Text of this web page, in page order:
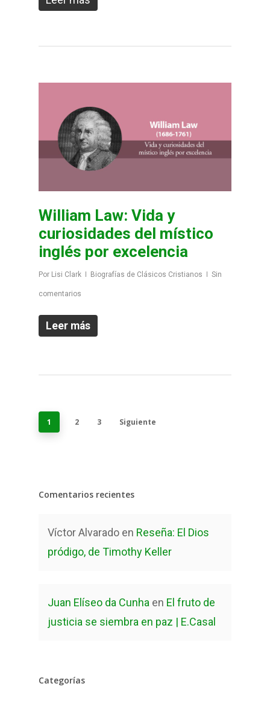
William Law: Vida y
curiosidades del místico
inglés por excelencia
Por Lisi Clark Biografías de Clásicos Cristianos Sin
comentarios
Leer más
1 2 3 Siguiente
Comentarios recientes
Víctor Alvarado en Reseña: El Dios
pródigo, de Timothy Keller
Juan Elíseo da Cunha en El fruto de
justicia se siembra en paz | E.Casal
Categorías